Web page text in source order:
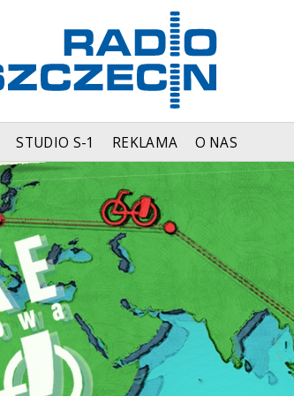
STUDIO S-1 REKLAMA O NAS